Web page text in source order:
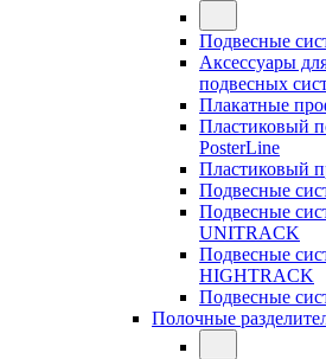
Подвесные
Аксессуары
подвесных
Плакатные
Пластиковый
PosterLine
Пластиковый
Подвесные
Подвесные
UNITRACK
Подвесные
HIGHTRACK
Подвесные
Полочные